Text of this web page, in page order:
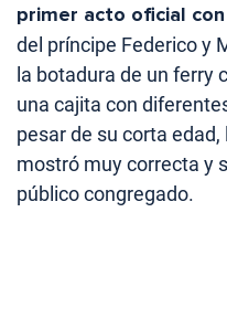
primer acto oficial
del príncipe Federico y
la botadura de un ferry
una cajita con
pesar de su corta
mostró muy correcta y
público congregado.